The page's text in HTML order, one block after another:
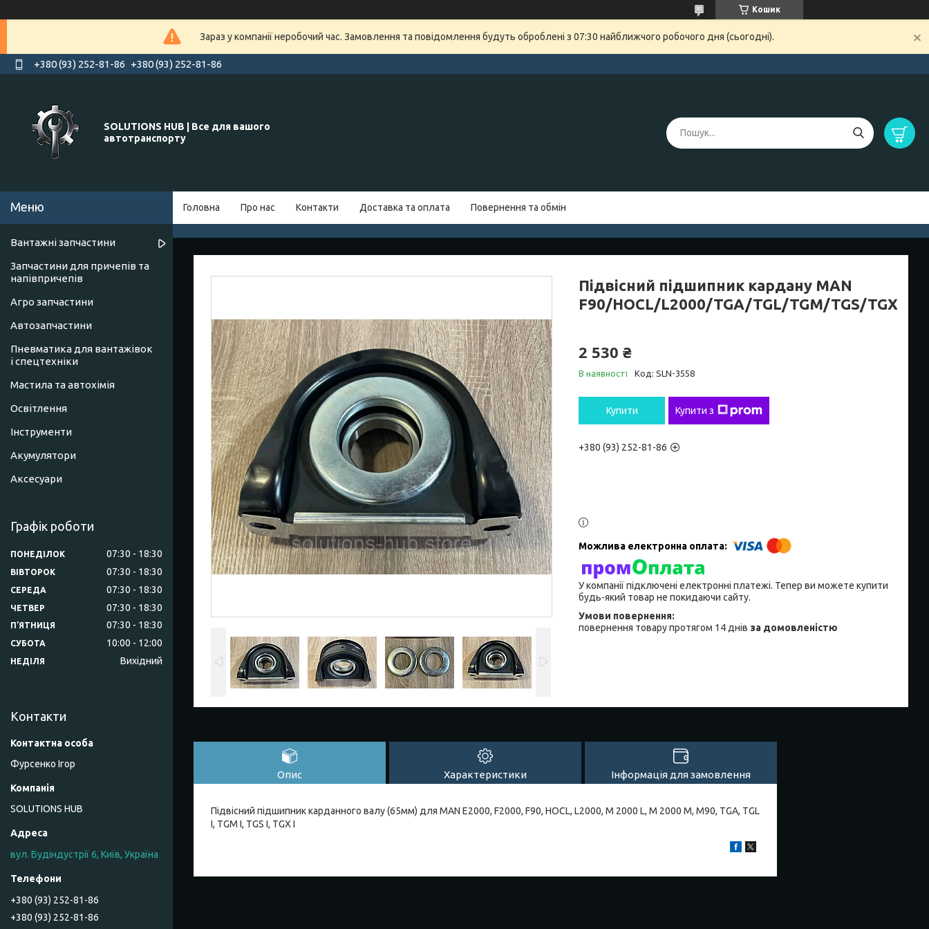
Кошик
Зараз у компанії неробочий час. Замовлення та повідомлення будуть оброблені з 07:30 найближчого робочого дня (сьогодні).
+380 (93) 252-81-86 +380 (93) 252-81-86
SOLUTIONS HUB | Все для вашого
автотранспорту
Головна Про нас Контакти Доставка та оплата Повернення та обмін
Підвісний підшипник кардану MAN
F90/HOCL/L2000/TGA/TGL/TGM/TGS/TGX
2 530 ₴
В наявності Код: SLN-3558
Купити Купити з
+380 (93) 252-81-86
У компанії підключені електронні платежі. Тепер ви можете купити
будь-який товар не покидаючи сайту.
повернення товару протягом 14 днів за домовленістю
Опис Характеристики Інформація для замовлення
Підвісний підшипник карданного валу (65мм) для MAN E2000, F2000, F90, HOCL, L2000, M 2000 L, M 2000 M, M90, TGA, TGL
I, TGM I, TGS I, TGX I
Вантажні запчастини
Запчастини для причепів та
напівпричепів
Агро запчастини
Автозапчастини
Пневматика для вантажівок
і спецтехніки
Мастила та автохімія
Освітлення
Інструменти
Акумулятори
Аксесуари
Графік роботи
ПОНЕДІЛОК 07:30 18:30
ВІВТОРОК 07:30 18:30
СЕРЕДА 07:30 18:30
ЧЕТВЕР 07:30 18:30
ПʼЯТНИЦЯ 07:30 18:30
СУБОТА 10:00 12:00
НЕДІЛЯ Вихідний
Контакти
Фурсенко Ігор
SOLUTIONS HUB
вул. Будіндустрії 6, Київ, Україна
+380 (93) 252-81-86
+380 (93) 252-81-86